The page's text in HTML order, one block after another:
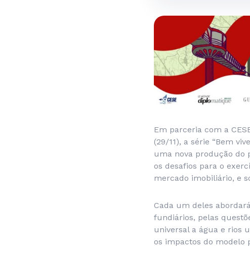
Em parceria com a
(29/11), a série “Bem
uma nova produção do
os desafios para o
mercado imobiliário, e
Cada um deles
fundiários, pelas
universal a água e rios
os impactos do modelo